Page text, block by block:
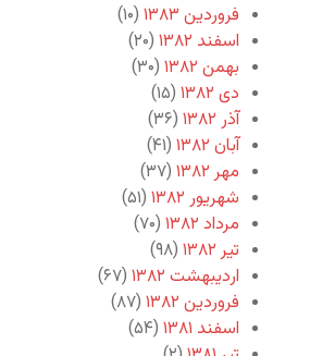
فروردین ۱۳۸۳
(۱۰)
اسفند ۱۳۸۲
(۲۰)
بهمن ۱۳۸۲
(۳۰)
دی ۱۳۸۲
(۱۵)
آذر ۱۳۸۲
(۳۶)
آبان ۱۳۸۲
(۴۱)
مهر ۱۳۸۲
(۳۷)
شهریور ۱۳۸۲
(۵۱)
مرداد ۱۳۸۲
(۷۰)
تیر ۱۳۸۲
(۹۸)
اردیبهشت ۱۳۸۲
(۶۷)
فروردین ۱۳۸۲
(۸۷)
اسفند ۱۳۸۱
(۵۴)